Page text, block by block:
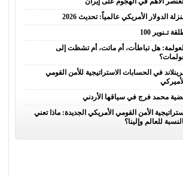
الدولار الأمريكي عالمياً: تحديث 2026
تـنوير 100
العولمة: هل تباطأت، أم ماتت، أم تشظت إلى
في الحسابات الاستراتيجية للأمن القومي
محمد فرج في سياقها الأردني
الأمن القومي الأمريكي الجديدة: ماذا تعني
للعالم وإلينا؟